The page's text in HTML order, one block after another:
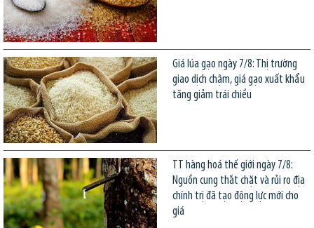
Giá lúa gạo ngày 7/8: Thị trường
giao dịch chậm, giá gạo xuất khẩu
tăng giảm trái chiều
TT hàng hoá thế giới ngày 7/8:
Nguồn cung thắt chặt và rủi ro địa
chính trị đã tạo động lực mới cho
giá